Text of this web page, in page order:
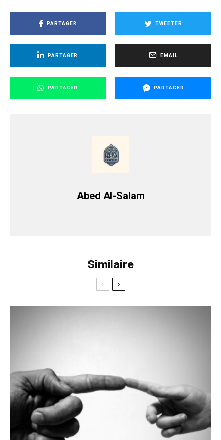
PARTAGER TWEETER
PARTAGER EMAIL
PARTAGER PARTAGER
Abed Al-Salam
Similaire